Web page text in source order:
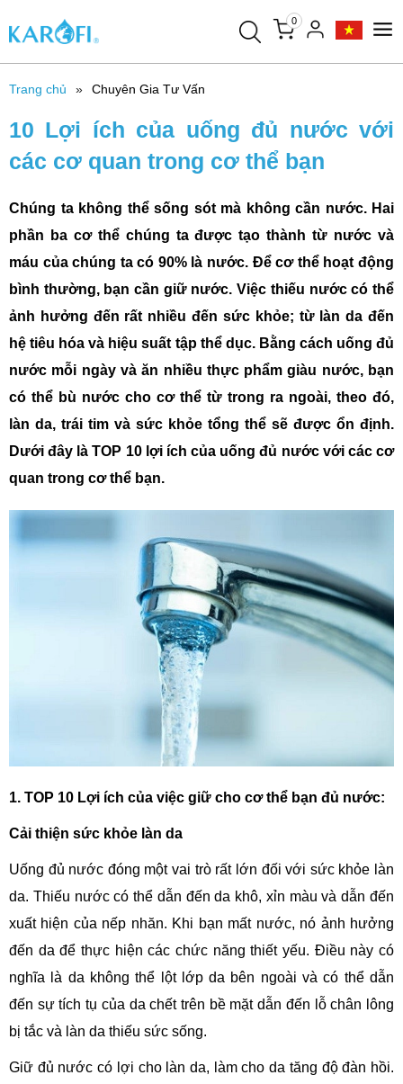
0
Trang chủ Chuyên Gia Tư Vấn
10 Lợi ích của uống đủ nước với
các cơ quan trong cơ thể bạn
Chúng ta không thể sống sót mà không cần nước. Hai
phần ba cơ thể chúng ta được tạo thành từ nước và
máu của chúng ta có 90% là nước. Để cơ thể hoạt động
bình thường, bạn cần giữ nước. Việc thiếu nước có thể
ảnh hưởng đến rất nhiều đến sức khỏe; từ làn da đến
hệ tiêu hóa và hiệu suất tập thể dục. Bằng cách uống đủ
nước mỗi ngày và ăn nhiều thực phẩm giàu nước, bạn
có thể bù nước cho cơ thể từ trong ra ngoài, theo đó,
làn da, trái tim và sức khỏe tổng thể sẽ được ổn định.
Dưới đây là TOP 10 lợi ích của uống đủ nước với các cơ
quan trong cơ thể bạn.
1. TOP 10 Lợi ích của việc giữ cho cơ thể bạn đủ nước:
Cải thiện sức khỏe làn da
Uống đủ nước đóng một vai trò rất lớn đối với sức khỏe làn
da. Thiếu nước có thể dẫn đến da khô, xỉn màu và dẫn đến
xuất hiện của nếp nhăn. Khi bạn mất nước, nó ảnh hưởng
đến da để thực hiện các chức năng thiết yếu. Điều này có
nghĩa là da không thể lột lớp da bên ngoài và có thể dẫn
đến sự tích tụ của da chết trên bề mặt dẫn đến lỗ chân lông
bị tắc và làn da thiếu sức sống.
Giữ đủ nước có lợi cho làn da, làm cho da tăng độ đàn hồi.